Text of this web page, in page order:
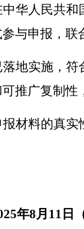
中华人民共
与申报，联
落地实施，
推广复制性
报材料的真
年8月 11 日